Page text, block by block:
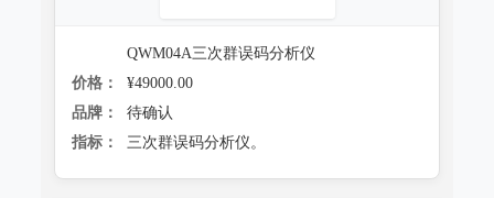
QWM04A三次群误码分析仪
价格：
¥49000.00
品牌：
待确认
指标：
三次群误码分析仪。